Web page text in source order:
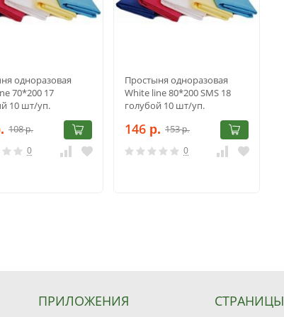
одноразовая
70*200 17
10 шт/уп.
108р.
0
Простыня одноразовая
White line 80*200 SMS 18
голубой 10 шт/уп.
146 р. 153р.
0
ПРИЛОЖЕНИЯ СТРАНИЦЫ